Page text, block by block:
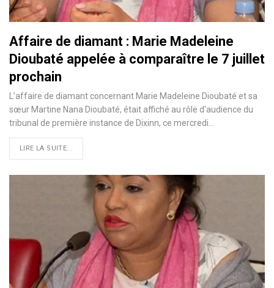
Affaire de diamant : Marie Madeleine
Dioubaté appelée à comparaître le 7 juillet
prochain
L’affaire de diamant concernant Marie Madeleine Dioubaté et sa
sœur Martine Nana Dioubaté, était affiché au rôle d'audience du
tribunal de première instance de Dixinn, ce mercredi…
LIRE LA SUITE...